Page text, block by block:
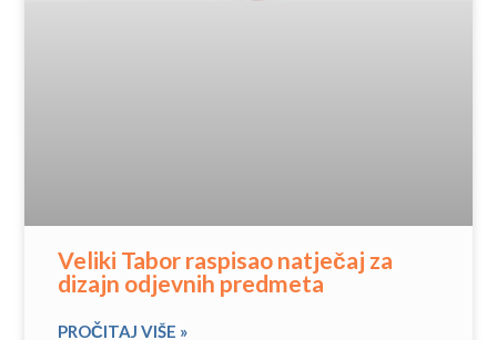
Veliki Tabor raspisao natječaj za
dizajn odjevnih predmeta
PROČITAJ VIŠE »